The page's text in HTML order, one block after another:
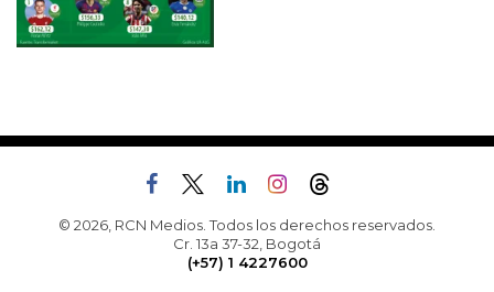
© 2026, RCN Medios. Todos los derechos reservados.
Cr. 13a 37-32, Bogotá
(+57) 1 4227600